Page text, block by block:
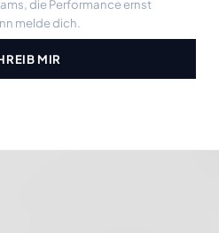
die Performance ernst
melde dich.
MIR